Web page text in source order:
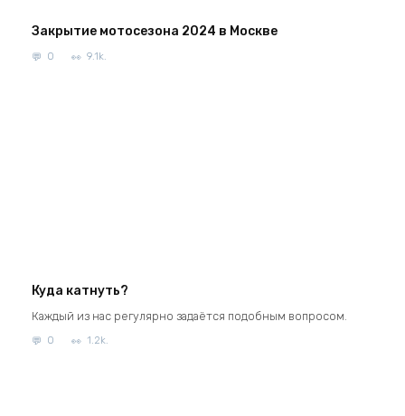
Закрытие мотосезона 2024 в Москве
0 9.1k.
Куда катнуть?
Каждый из нас регулярно задаётся подобным вопросом.
0 1.2k.